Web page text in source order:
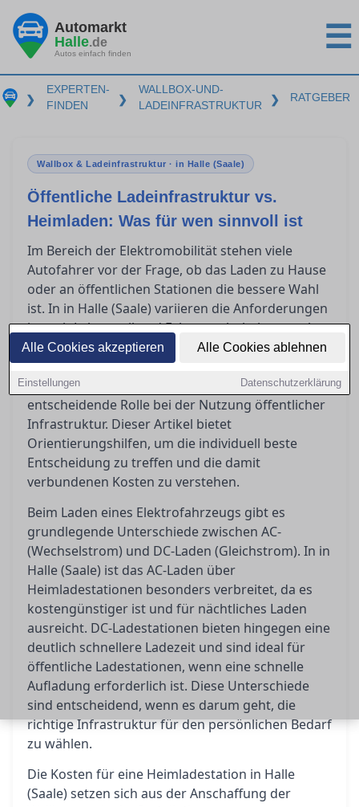
Alle Cookies akzeptieren Alle Cookies ablehnen
Einstellungen Datenschutzerklärung
Automarkt
Halle.de
Autos einfach finden ☰
❯
EXPERTEN-
FINDEN
❯
WALLBOX-UND-
LADEINFRASTRUKTUR
❯ RATGEBER
Wallbox & Ladeinfrastruktur · in Halle (Saale)
Öffentliche Ladeinfrastruktur vs.
Heimladen: Was für wen sinnvoll ist
Im Bereich der Elektromobilität stehen viele
Autofahrer vor der Frage, ob das Laden zu Hause
oder an öffentlichen Stationen die bessere Wahl
ist. In in Halle (Saale) variieren die Anforderungen
je nach Lebensstil und Fahrgewohnheiten stark.
Während das Heimladen langfristige
Investitionen erfordert, spielt die
Ladegeschwindigkeit – ob AC oder DC – eine
entscheidende Rolle bei der Nutzung öffentlicher
Infrastruktur. Dieser Artikel bietet
Orientierungshilfen, um die individuell beste
Entscheidung zu treffen und die damit
verbundenen Kosten zu verstehen.
Beim Laden eines Elektrofahrzeugs gibt es
grundlegende Unterschiede zwischen AC-
(Wechselstrom) und DC-Laden (Gleichstrom). In in
Halle (Saale) ist das AC-Laden über
Heimladestationen besonders verbreitet, da es
kostengünstiger ist und für nächtliches Laden
ausreicht. DC-Ladestationen bieten hingegen eine
deutlich schnellere Ladezeit und sind ideal für
öffentliche Ladestationen, wenn eine schnelle
Aufladung erforderlich ist. Diese Unterschiede
sind entscheidend, wenn es darum geht, die
richtige Infrastruktur für den persönlichen Bedarf
zu wählen.
Die Kosten für eine Heimladestation in Halle
(Saale) setzen sich aus der Anschaffung der